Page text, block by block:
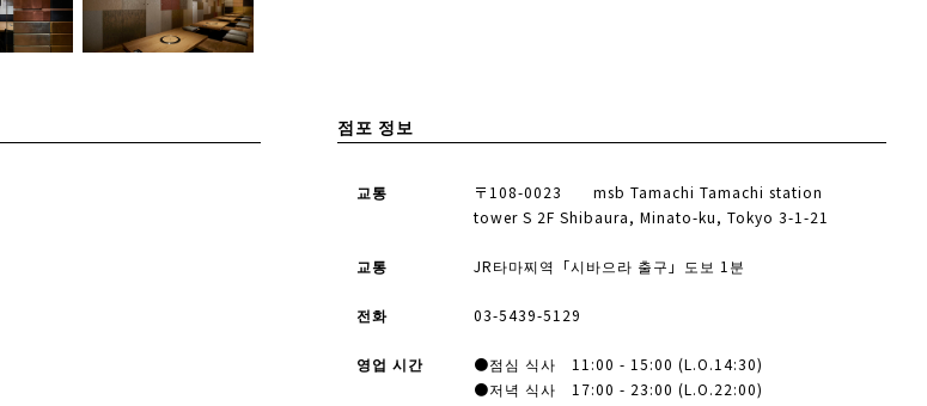
점포 정보
교통
〒108-0023 msb Tamachi Tamachi station
tower S 2F Shibaura, Minato-ku, Tokyo 3-1-21
교통 JR타마찌역「시바으라 출구」도보 1분
전화 03-5439-5129
영업 시간
●점심 식사 11:00 - 15:00 (L.O.14:30)
●저녁 식사 17:00 - 23:00 (L.O.22:00)